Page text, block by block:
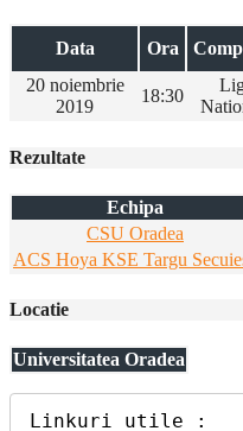
Data Ora
20 noiembrie
2019
18:30
Rezultate
Echipa
CSU Oradea
ACS Hoya KSE Targu
Locatie
Universitatea Oradea